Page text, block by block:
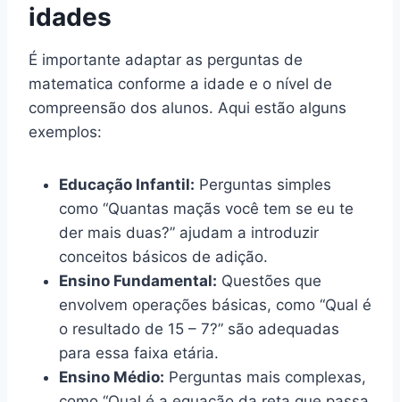
idades
É importante adaptar as perguntas de
matematica conforme a idade e o nível de
compreensão dos alunos. Aqui estão alguns
exemplos:
Educação Infantil: Perguntas simples
como “Quantas maçãs você tem se eu te
der mais duas?” ajudam a introduzir
conceitos básicos de adição.
Ensino Fundamental: Questões que
envolvem operações básicas, como “Qual é
o resultado de 15 – 7?” são adequadas
para essa faixa etária.
Ensino Médio: Perguntas mais complexas,